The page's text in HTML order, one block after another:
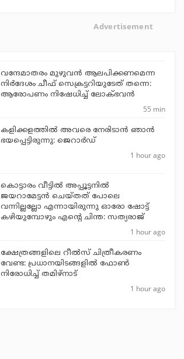
Advertisement
വന്ദേമാതരം മുഴുവന്‍ ആലപിക്കണമെന്ന
നിര്‍ദേശം ചീഫ് സെക്രട്ടറിയുടേത് തന്നെ:
ആരോപണം നിഷേധിച്ച് ലോക്ഭവന്‍
55 min
കളിക്കളത്തില്‍ അവരെ നേരിടാന്‍ ഞാന്‍
ഭയപ്പെട്ടിരുന്നു: ജെറാര്‍ഡ്
1 hour ago
കൊട്ടാരം വീട്ടില്‍ അപ്പൂട്ടനില്‍
ജയറാമേട്ടന്‍ ചെയ്തത് പോലെ
വന്നില്ലല്ലോ എന്നായിരുന്നു ഓരോ ഷോട്ട്
കഴിയുമ്പോഴും എന്റെ ചിന്ത: സത്യരാജ്
1 hour ago
ക്ഷേത്രങ്ങളിലെ റീല്‍സ് ചിത്രീകരണം
വേണ്ട: പ്രധാനയിടങ്ങളില്‍ ഫോണ്‍
നിരോധിച്ച് തമിഴ്‌നാട്
1 hour ago